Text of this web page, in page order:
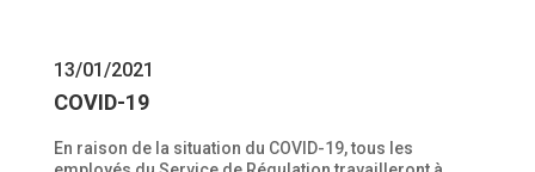
13/01/2021
COVID-19
En raison de la situation du COVID-19, tous les